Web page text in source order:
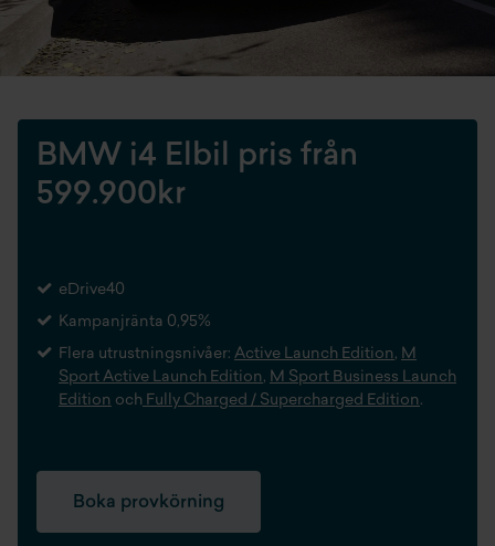
BMW i4 Elbil pris från
599.900kr
eDrive40
Kampanjränta 0,95%
Flera utrustningsnivåer: Active Launch Edition , M
Sport Active Launch Edition , M Sport Business Launch
Edition och Fully Charged / Supercharged Edition .
Boka provkörning